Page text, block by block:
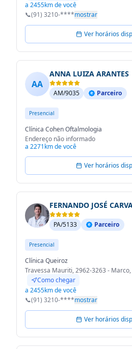
a 2455km de você
📞(91) 3210-****mostrar
Ver horários
AA
ANNA LUIZA ARANTES
AM/9035 Parceiro
Presencial
Clínica Cohen Oftalmologia
Endereço não informado
a 2271km de você
Ver horários
FERNANDO JOSÉ
PA/5133 Parceiro
Presencial
Clínica Queiroz
Travessa Mauriti, 2962-3263 - Marco,
Como chegar
a 2455km de você
📞(91) 3210-****mostrar
Ver horários